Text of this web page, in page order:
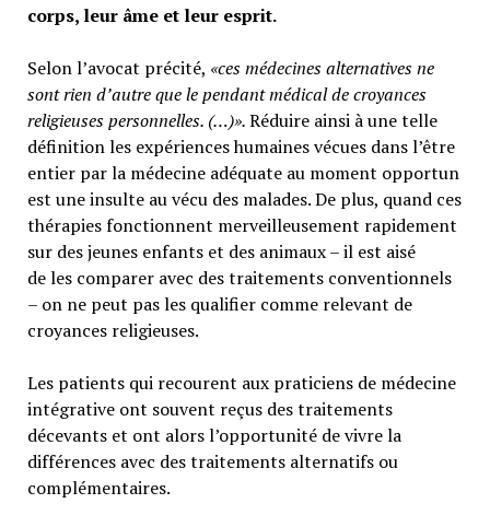
corps, leur âme et leur esprit.
Selon l’avocat précité, «ces médecines alternatives ne
sont rien d’autre que le pendant médical de croyances
religieuses personnelles. (…)».Réduire ainsi à une telle
définition les expériences humaines vécues dans l’être
entier par la médecine adéquate au moment opportun
est une insulte au vécu des malades. De plus, quand ces
thérapies fonctionnent merveilleusement rapidement
sur des jeunes enfants et des animaux – il est aisé
de les comparer avec des traitements conventionnels
– on ne peut pas les qualifier comme relevant de
croyances religieuses.
Les patients qui recourent aux praticiens de médecine
intégrative ont souvent reçus des traitements
décevants et ont alors l’opportunité de vivre la
différences avec des traitements alternatifs ou
complémentaires.